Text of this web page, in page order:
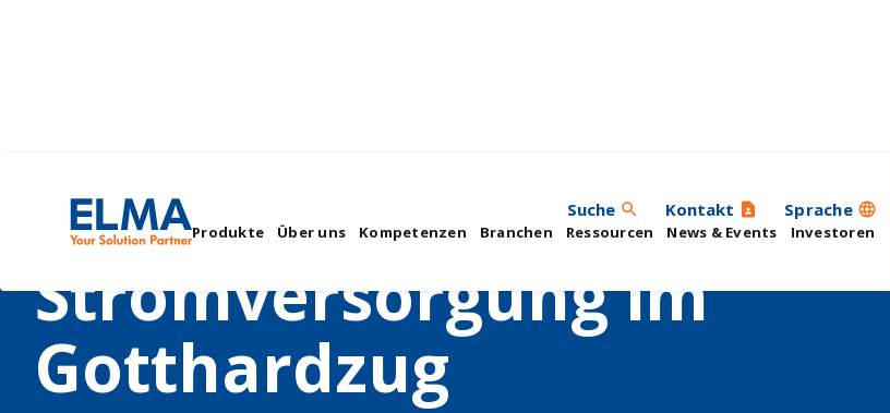
Suche search Kontakt contact_page Sprache language
Produkte
Über uns Kompetenzen Branchen Ressourcen News & Events Investoren
Zuverlässige
Stromversorgung im
Gotthardzug